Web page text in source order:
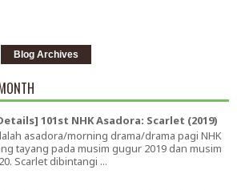
Blog Archives
101st NHK Asadora: Scarlet (2019)
asadora/morning drama/drama pagi NHK
tayang pada musim gugur 2019 dan musim
Scarlet dibintangi ...